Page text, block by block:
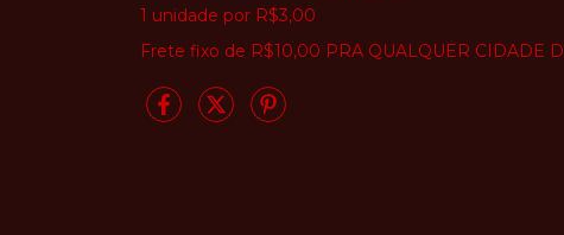
1 unidade por R$3,00
Frete fixo de R$10,00 PRA QUALQUER CIDADE